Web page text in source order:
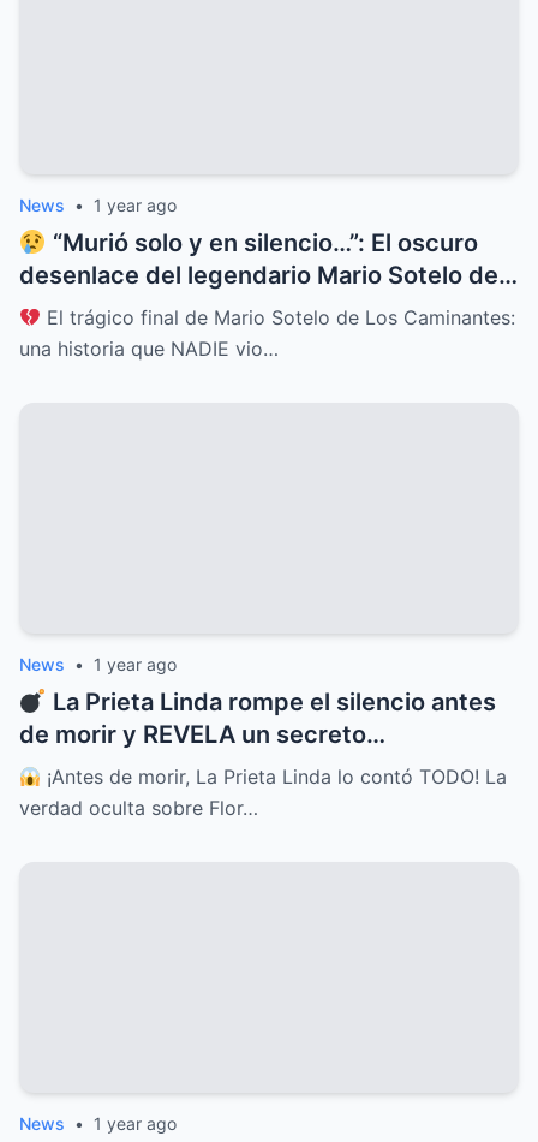
News • 1 year ago
“Murió solo y en silencio…”: El oscuro
desenlace del legendario Mario Sotelo deja
al mundo en shock
El trágico final de Mario Sotelo de Los Caminantes:
una historia que NADIE vio…
News • 1 year ago
La Prieta Linda rompe el silencio antes
de morir y REVELA un secreto
INIMAGINABLE sobre Flor Silvestre
¡Antes de morir, La Prieta Linda lo contó TODO! La
verdad oculta sobre Flor…
News • 1 year ago